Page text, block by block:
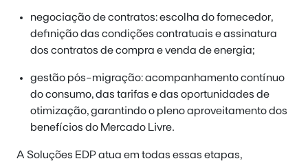
negociação de contratos: escolha do fornecedor,
definição das condições contratuais e assinatura
dos contratos de compra e venda de energia;
gestão pós-migração: acompanhamento contínuo
do consumo, das tarifas e das oportunidades de
otimização, garantindo o pleno aproveitamento dos
benefícios do Mercado Livre.
A Soluções EDP atua em todas essas etapas,